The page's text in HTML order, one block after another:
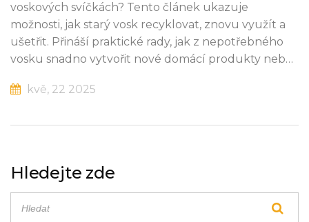
voskových svíčkách? Tento článek ukazuje
možnosti, jak starý vosk recyklovat, znovu využít a
ušetřit. Přináší praktické rady, jak z nepotřebného
vosku snadno vytvořit nové domácí produkty nebo
triky z praxe. Nápady jsou ověřené a vhodné i pro
kvě, 22 2025
Hledejte zde